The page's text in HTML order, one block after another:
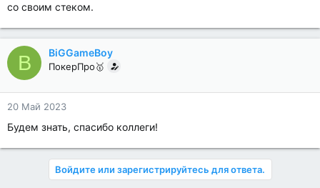
со своим стеком.
B BiGGameBoy
ПокерПро🥇
20 Май 2023
Будем знать, спасибо коллеги!
Войдите или зарегистрируйтесь для ответа.